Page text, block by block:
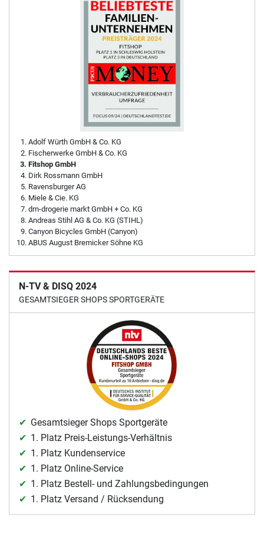
Adolf Würth GmbH & Co. KG
Fischerwerke GmbH & Co. KG
Fitshop GmbH
Dirk Rossmann GmbH
Ravensburger AG
Miele & Cie. KG
dm-drogerie markt GmbH + Co. KG
Andreas Stihl AG & Co. KG (STIHL)
Canyon Bicycles GmbH (Canyon)
ABUS August Bremicker Söhne KG
N-TV & DISQ 2024
GESAMTSIEGER SHOPS SPORTGERÄTE
Gesamtsieger Shops Sportgeräte
1. Platz Preis-Leistungs-Verhältnis
1. Platz Kundenservice
1. Platz Online-Service
1. Platz Bestell- und Zahlungsbedingungen
1. Platz Versand / Rücksendung